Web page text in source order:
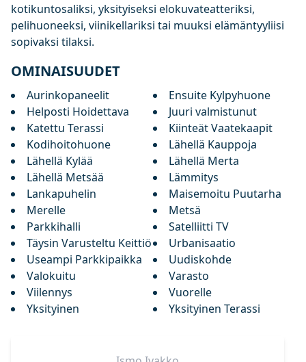
kotikuntosaliksi, yksityiseksi elokuvateatteriksi,
pelihuoneeksi, viinikellariksi tai muuksi elämäntyyliisi
sopivaksi tilaksi.
OMINAISUUDET
Aurinkopaneelit
Ensuite Kylpyhuone
Helposti Hoidettava
Juuri valmistunut
Katettu Terassi
Kiinteät Vaatekaapit
Kodihoitohuone
Lähellä Kauppoja
Lähellä Kylää
Lähellä Merta
Lähellä Metsää
Lämmitys
Lankapuhelin
Maisemoitu Puutarha
Merelle
Metsä
Parkkihalli
Satelliitti TV
Täysin Varusteltu Keittiö
Urbanisaatio
Useampi Parkkipaikka
Uudiskohde
Valokuitu
Varasto
Viilennys
Vuorelle
Yksityinen
Yksityinen Terassi